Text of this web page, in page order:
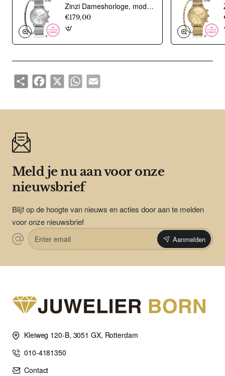
Zinzi Dameshorloge, model Chrono ZIW1602. Zilverkleurig (36mm). Incl. gratis armbandje t.w.v Ç 29,95 - 20354
€179,00
ShareFacebook
X WhatsAppEmail
Meld je nu aan voor onze
nieuwsbrief
Blijf op de hoogte van nieuws en acties door aan te melden
voor onze nieuwsbrief
Enter
email
Aanmelden
Kleiweg 120-B, 3051 GX, Rotterdam
010-4181350
Contact